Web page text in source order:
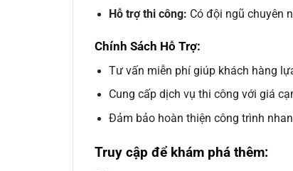
Hỗ trợ thi công: Có đội ngũ chuyên
Chính Sách Hỗ Trợ:
Tư vấn miễn phí giúp khách hàng
Cung cấp dịch vụ thi công với giá
Đảm bảo hoàn thiện công trình
Truy cập để khám phá thêm: